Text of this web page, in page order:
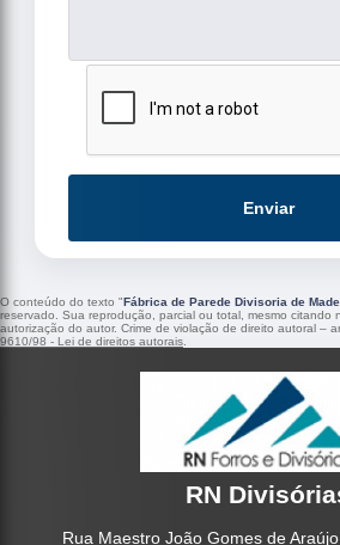
Enviar
O conteúdo do texto "Fábrica de Parede Divisoria de
reservado. Sua reprodução, parcial ou total, mesmo citando
autorização do autor. Crime de violação de direito autoral –
9610/98 - Lei de direitos autorais
RN
Rua Maestro João Gomes de